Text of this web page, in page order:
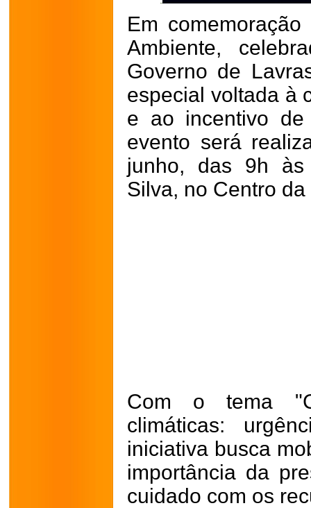
Em
Ambiente,
Governo de
especial voltada à
e ao incentivo de
evento será
junho, das 9h
Silva, no Centro
Com o tema
climáticas:
iniciativa busca
importância da
cuidado com os